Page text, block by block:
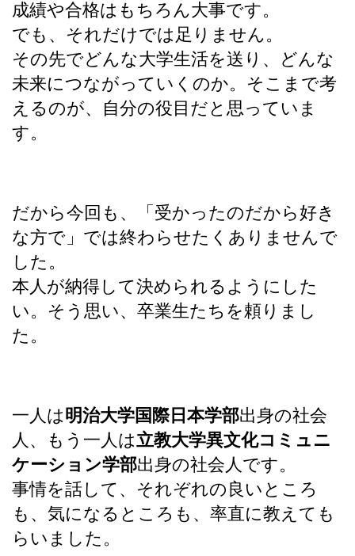
成績や合格はもちろん大事です。
でも、それだけでは足りません。
その先でどんな大学生活を送り、どんな
未来につながっていくのか。そこまで考
えるのが、自分の役目だと思っていま
す。
だから今回も、「受かったのだから好き
な方で」では終わらせたくありませんで
した。
本人が納得して決められるようにした
い。そう思い、卒業生たちを頼りまし
た。
一人は明治大学国際日本学部出身の社会
人、もう一人は立教大学異文化コミュニ
ケーション学部出身の社会人です。
事情を話して、それぞれの良いところ
も、気になるところも、率直に教えても
らいました。